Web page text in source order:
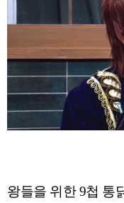
왕들을 위한 9첩 통